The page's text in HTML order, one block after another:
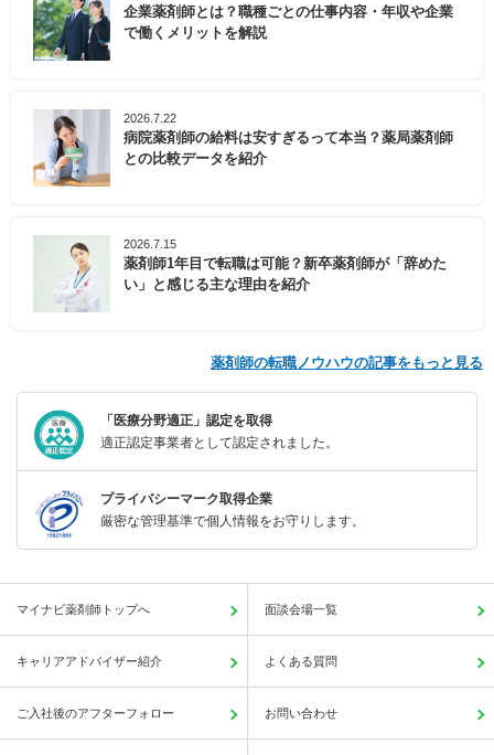
企業薬剤師とは？職種ごとの仕事内容・年収や企業
で働くメリットを解説
2026.7.22
病院薬剤師の給料は安すぎるって本当？薬局薬剤師
との比較データを紹介
2026.7.15
薬剤師1年目で転職は可能？新卒薬剤師が「辞めた
い」と感じる主な理由を紹介
薬剤師の転職ノウハウの記事をもっと見る
「医療分野適正」認定を取得
適正認定事業者として認定されました。
プライバシーマーク取得企業
厳密な管理基準で個人情報をお守りします。
マイナビ薬剤師トップへ 面談会場一覧
キャリアアドバイザー紹介 よくある質問
ご入社後のアフターフォロー お問い合わせ